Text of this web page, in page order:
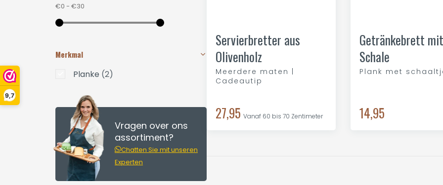
9,7
Servierbretter aus
Olivenholz
Meerdere maten |
Cadeautip
27,95 Vanaf 60 bis 70 Zentimeter
Getränkebrett
Schale
Plank met
14,95
€0 - €30
Merkmal
Planke (2)
Vragen over ons
assortiment?
Chatten Sie mit unseren
Experten